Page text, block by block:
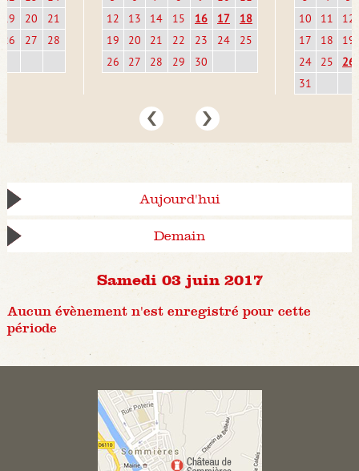
19
20
21
26
27 28
12
13 14 15 16 17
18
19
20 21 22 23 24
25
26
27 28 29 30
10
11
12
17
18
19
24
25
26
31
Aujourd'hui
Demain
Samedi 03 juin 2017
Aucun évènement n'est enregistré pour cette
période